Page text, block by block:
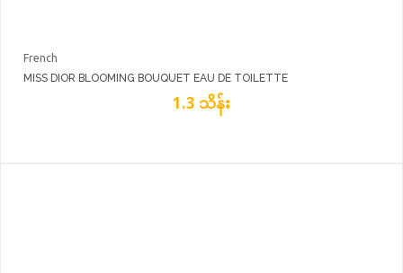
French
MISS DIOR BLOOMING BOUQUET EAU DE TOILETTE
1.3 သိန်း